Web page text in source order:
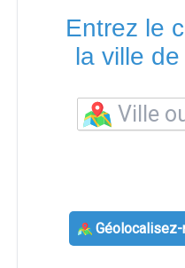
Entrez le
la ville
Géolocalisez-